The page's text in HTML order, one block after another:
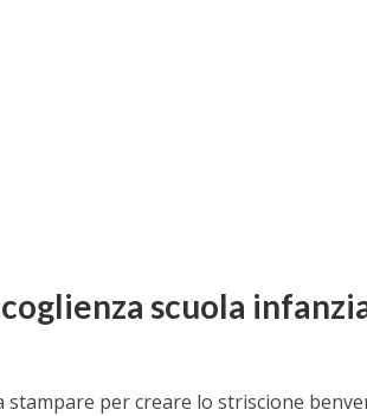
scuola
stampare per creare lo striscione